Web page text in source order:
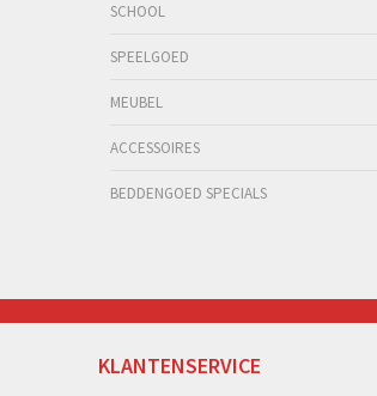
SCHOOL
SPEELGOED
MEUBEL
ACCESSOIRES
BEDDENGOED SPECIALS
KLANTENSERVICE